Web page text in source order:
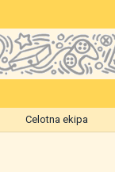
Celotna ekipa